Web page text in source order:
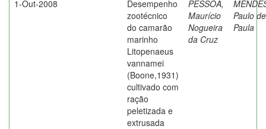
1-Out-2008
Desempenho
zootécnico
do camarão
marinho
Litopenaeus
vannamei
(Boone,1931)
cultivado com
ração
peletizada e
extrusada
PESSÔA,
Maurício
Nogueira
da Cruz
Paulo de
Paula